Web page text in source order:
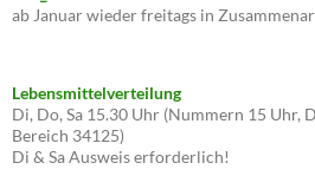
ab Januar wieder freitags in
Lebensmittelverteilung
Di, Do, Sa 15.30 Uhr (Nummern 15 Uhr,
Bereich 34125)
Di & Sa Ausweis erforderlich!